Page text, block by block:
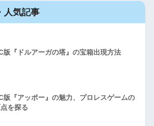
人気記事
版『ドルアーガの塔』の宝箱出現方法
版『アッポー』の魅力、プロレスゲームの
を探る